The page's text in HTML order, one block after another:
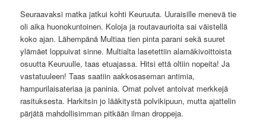
Seuraavaksi matka jatkui kohti Keuruuta. Uuraisille menevä tie
oli aika huonokuntoinen. Koloja ja routavaurioita sai väistellä
koko ajan. Lähempänä Multiaa tien pinta parani sekä suuret
ylämäet loppuivat sinne. Multialta lasetettiin alamäkivoittoista
osuutta Keuruulle, taas etuajassa. Hitsi että oltiin nopeita! Ja
vastatuuleen! Taas saatiin aakkosaseman antimia,
hampurilaisateriaa ja paninia. Omat polvet antoivat merkkejä
rasituksesta. Harkitsin jo lääkitystä polvikipuun, mutta ajattelin
pärjätä mahdollisimman pitkään ilman droppeja.